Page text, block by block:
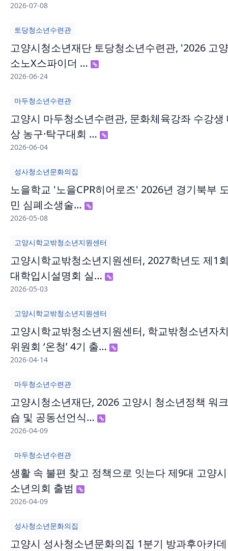
2026-07-08
토당청소년수련관
고양시청소년재단 토당청소년수련관, '2026 고양
소노X스파이더 …
2026-06-24
마두청소년수련관
고양시 마두청소년수련관, 문화체육강좌 수강생
상 농구·탁구대회 …
2026-06-04
성사청소년문화의집
노을학교 '노을CPR히어로즈' 2026년 경기북부
민 심폐소생술…
2026-05-08
고양시학교밖청소년지원센터
고양시학교밖청소년지원센터, 2027학년도 제1
대학입시설명회 실…
2026-05-03
고양시학교밖청소년지원센터
고양시학교밖청소년지원센터, 학교밖청소년자
위원회 ‘온청’ 4기 출…
2026-04-14
마두청소년수련관
고양시청소년재단, 2026 고양시 청소년정책 워크
숍 및 공동선언식…
2026-04-09
마두청소년수련관
생활 속 불편 찾고 정책으로 잇는다 제9대 고양
소년의회 출범
2026-04-09
성사청소년문화의집
고양시 성사청소년문화의집 1분기 방과후아카